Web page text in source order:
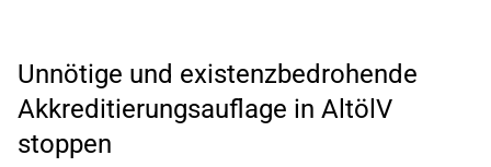
Unnötige und existenzbedrohende
Akkreditierungsauflage in AltölV
stoppen